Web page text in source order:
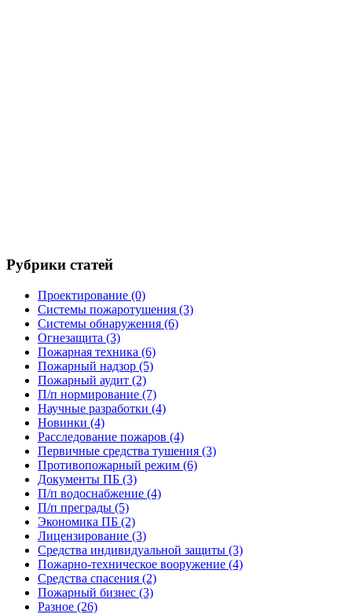
Рубрики статей
Проектирование (0)
Системы пожаротушения (3)
Системы обнаружения (6)
Огнезащита (3)
Пожарная техника (6)
Пожарный надзор (5)
Пожарный аудит (2)
П/п нормирование (7)
Научные разработки (4)
Новинки (4)
Расследование пожаров (4)
Первичные средства тушения (3)
Противопожарный режим (6)
Документы ПБ (3)
П/п водоснабжение (4)
П/п преграды (5)
Экономика ПБ (2)
Лицензирование (3)
Средства индивидуальной защиты (3)
Пожарно-техническое вооружение (4)
Средства спасения (2)
Пожарный бизнес (3)
Разное (26)